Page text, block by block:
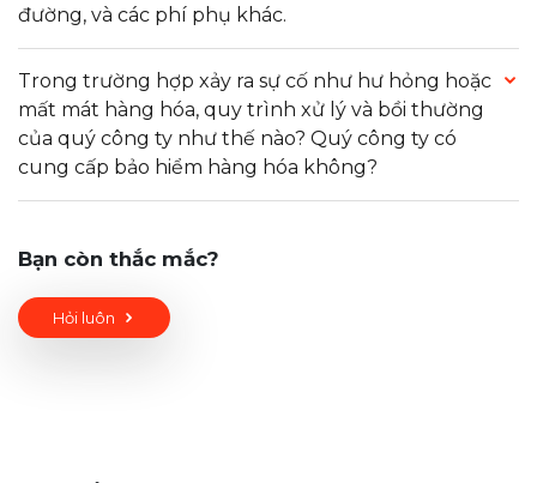
đường, và các phí phụ khác.
Trong trường hợp xảy ra sự cố như hư hỏng hoặc
mất mát hàng hóa, quy trình xử lý và bồi thường
của quý công ty như thế nào? Quý công ty có
cung cấp bảo hiểm hàng hóa không?
Bạn còn thắc mắc?
Hỏi luôn